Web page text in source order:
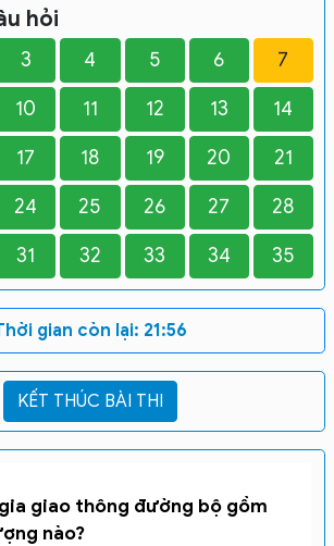
hỏi
3 4 5 6 7
10 11 12 13 14
17 18 19 20 21
24 25 26 27 28
31 32 33 34 35
gian còn lại: 21:56
giao thông đường bộ gồm
nào?